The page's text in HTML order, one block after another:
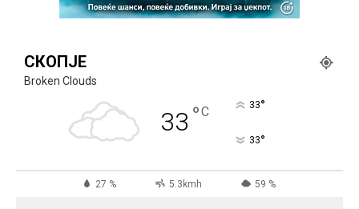
СКОПЈЕ
Broken Clouds
33 °C 33°
33°
27 % 5.3kmh 59 %